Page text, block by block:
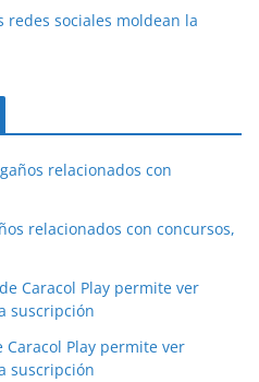
redes sociales moldean la
relacionados con
relacionados con concursos,
Caracol Play permite ver
suscripción
Caracol Play permite ver
suscripción